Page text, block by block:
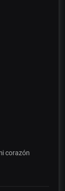
corazón